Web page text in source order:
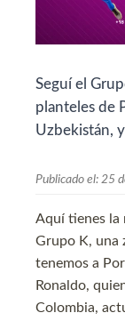
Seguí el
planteles de
Uzbekistán,
Publicado el: 25
Aquí tienes la
Grupo K, una
tenemos a
Ronaldo,
Colombia,